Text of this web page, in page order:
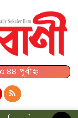
পূর্বাহ্ন